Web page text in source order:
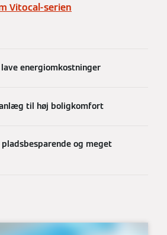
Vitocal-serien
energiomkostninger
til høj boligkomfort
og meget